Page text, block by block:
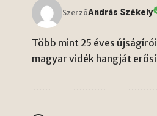
SzerzőAndrás Székely
Több mint 25 éves
magyar vidék hangját